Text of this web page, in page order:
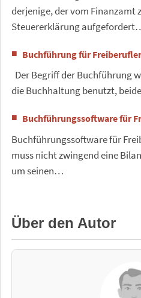
derjenige, der vom Finanzamt
Steuererklärung
Buchführung für Freiberufler
Der Begriff der Buchführung
die Buchhaltung benutzt,
Buchführungssoftware für
Buchführungssoftware für
muss nicht zwingend eine
um seinen…
Über den Autor